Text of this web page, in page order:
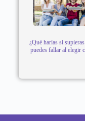
¿Qué harías si
puedes fallar al elegir